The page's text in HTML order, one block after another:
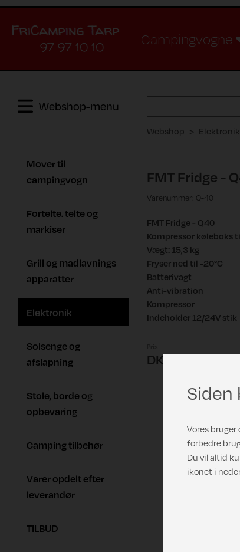
97 97 10 10
Campingvogne
Webshop-menu
Webshop Elektronik
Mover til
campingvogn
Fortelte. telte og
markiser
Grill og madlavnings
apparatter
Elektronik
Solsenge og
afslapning
Stole, borde og
opbevaring
Camping tilbehør
Varer opdelt efter
leverandør
TILBUD
FMT Fridge -
Varenummer: Q-40
FMT Fridge - Q40
Kompressor køleboks
Vægt: 15,3 kg
Fryser ned til -20°C
Batterivagt
Anti-vibration
Kompressor
Indeholder 12/24V stik
DKK 3.899,00
Vores
forbedre
Du vil altid
ikonet i